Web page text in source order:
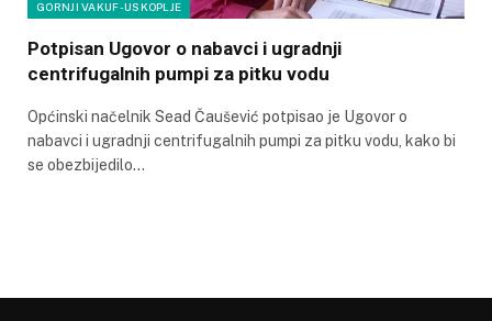
GORNJI VAKUF-USKOPLJE
Potpisan Ugovor o nabavci i ugradnji
centrifugalnih pumpi za pitku vodu
Općinski načelnik Sead Čaušević potpisao je Ugovor o
nabavci i ugradnji centrifugalnih pumpi za pitku vodu, kako bi
se obezbijedilo…